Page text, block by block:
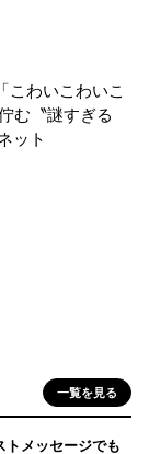
こわいこわいこ
む〝謎すぎる
ット
一覧を見る
メッセージでも